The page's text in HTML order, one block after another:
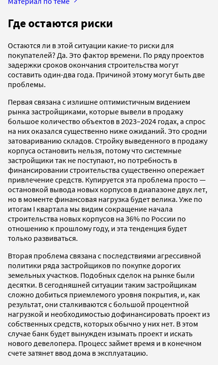
Где остаются риски
Остаются ли в этой ситуации какие-то риски для
покупателей? Да. Это фактор времени. По ряду проектов
задержки сроков окончания строительства могут
составить один-два года. Причиной этому могут быть две
проблемы.
Первая связана с излишне оптимистичным видением
рынка застройщиками, которые вывели в продажу
большое количество объектов в 2023–2024 годах, а спрос
на них оказался существенно ниже ожиданий. Это сродни
затовариванию складов. Стройку выведенного в продажу
корпуса остановить нельзя, потому что системные
застройщики так не поступают, но потребность в
финансировании строительства существенно опережает
привлечение средств. Купируется эта проблема просто —
остановкой вывода новых корпусов в диапазоне двух лет,
но в моменте финансовая нагрузка будет велика. Уже по
итогам I квартала мы видим сокращение начала
строительства новых корпусов на 36% по России по
отношению к прошлому году, и эта тенденция будет
только развиваться.
Вторая проблема связана с последствиями агрессивной
политики ряда застройщиков по покупке дорогих
земельных участков. Подобных сделок на рынке были
десятки. В сегодняшней ситуации таким застройщикам
сложно добиться приемлемого уровня покрытия, и, как
результат, они сталкиваются с большой процентной
нагрузкой и необходимостью дофинансировать проект из
собственных средств, которых обычно у них нет. В этом
случае банк будет вынужден изымать проект и искать
нового девелопера. Процесс займет время и в конечном
счете затянет ввод дома в эксплуатацию.